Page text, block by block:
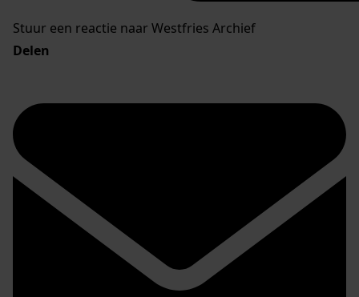
Stuur een reactie naar Westfries Archief
Delen